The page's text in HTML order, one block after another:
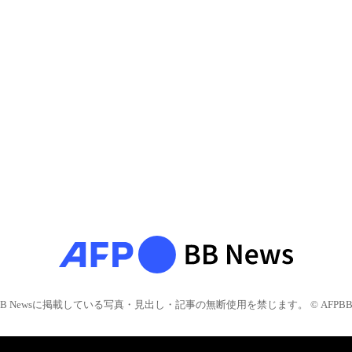
Newsに掲載している写真・見出し・記事の無断使用を禁じます。 © AFPBB